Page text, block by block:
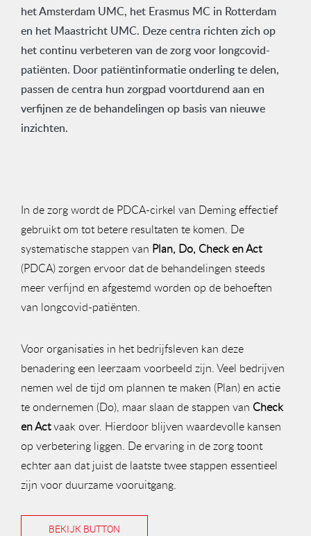
het Amsterdam UMC, het Erasmus MC in Rotterdam
en het Maastricht UMC. Deze centra richten zich op
het continu verbeteren van de zorg voor longcovid-
patiënten. Door patiëntinformatie onderling te delen,
passen de centra hun zorgpad voortdurend aan en
verfijnen ze de behandelingen op basis van nieuwe
inzichten.
In de zorg wordt de PDCA-cirkel van Deming effectief
gebruikt om tot betere resultaten te komen. De
systematische stappen van Plan, Do, Check en Act
(PDCA) zorgen ervoor dat de behandelingen steeds
meer verfijnd en afgestemd worden op de behoeften
van longcovid-patiënten.
Voor organisaties in het bedrijfsleven kan deze
benadering een leerzaam voorbeeld zijn. Veel bedrijven
nemen wel de tijd om plannen te maken (Plan) en actie
te ondernemen (Do), maar slaan de stappen van Check
en Actvaak over. Hierdoor blijven waardevolle kansen
op verbetering liggen. De ervaring in de zorg toont
echter aan dat juist de laatste twee stappen essentieel
zijn voor duurzame vooruitgang.
BEKIJK BUTTON